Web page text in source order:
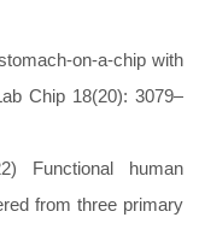
on-a-chip with
Chip 18(20): 3079–
Functional human
from three primary